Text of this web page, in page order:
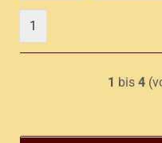
1
1 bis 4